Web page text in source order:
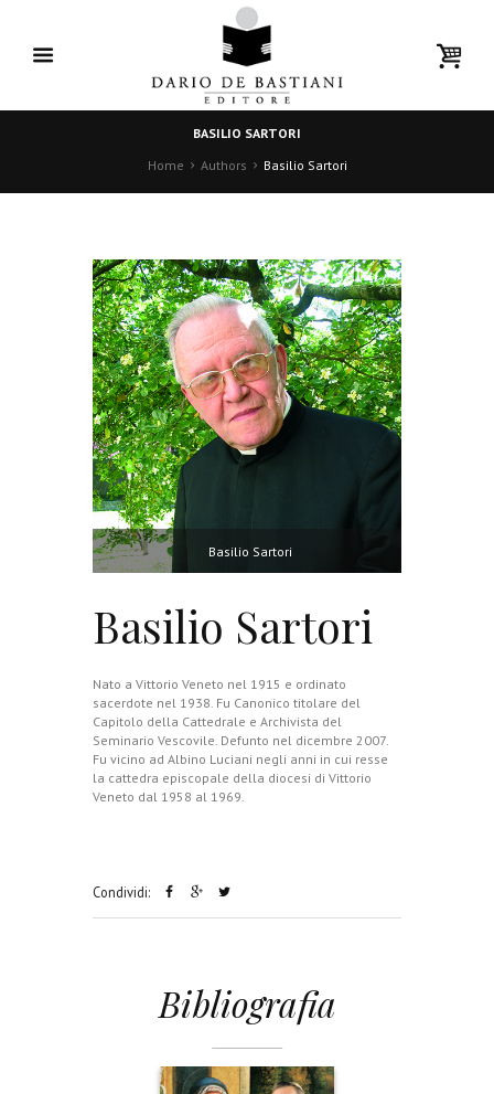
BASILIO SARTORI
Home
Authors Basilio Sartori
Basilio Sartori
Basilio Sartori
Nato a Vittorio Veneto nel 1915 e ordinato
sacerdote nel 1938. Fu Canonico titolare del
Capitolo della Cattedrale e Archivista del
Seminario Vescovile. Defunto nel dicembre 2007.
Fu vicino ad Albino Luciani negli anni in cui resse
la cattedra episcopale della diocesi di Vittorio
Veneto dal 1958 al 1969.
Condividi:
Bibliografia